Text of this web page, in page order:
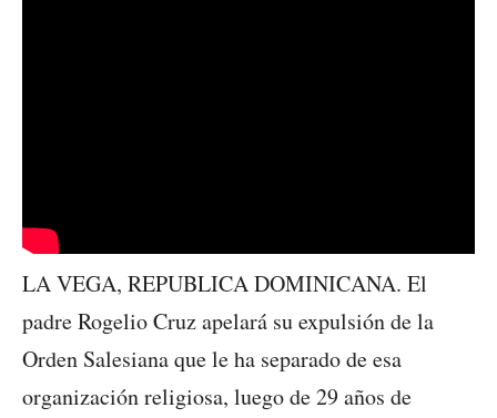
LA VEGA, REPUBLICA DOMINICANA. El
padre Rogelio Cruz apelará su expulsión de la
Orden Salesiana que le ha separado de esa
organización religiosa, luego de 29 años de